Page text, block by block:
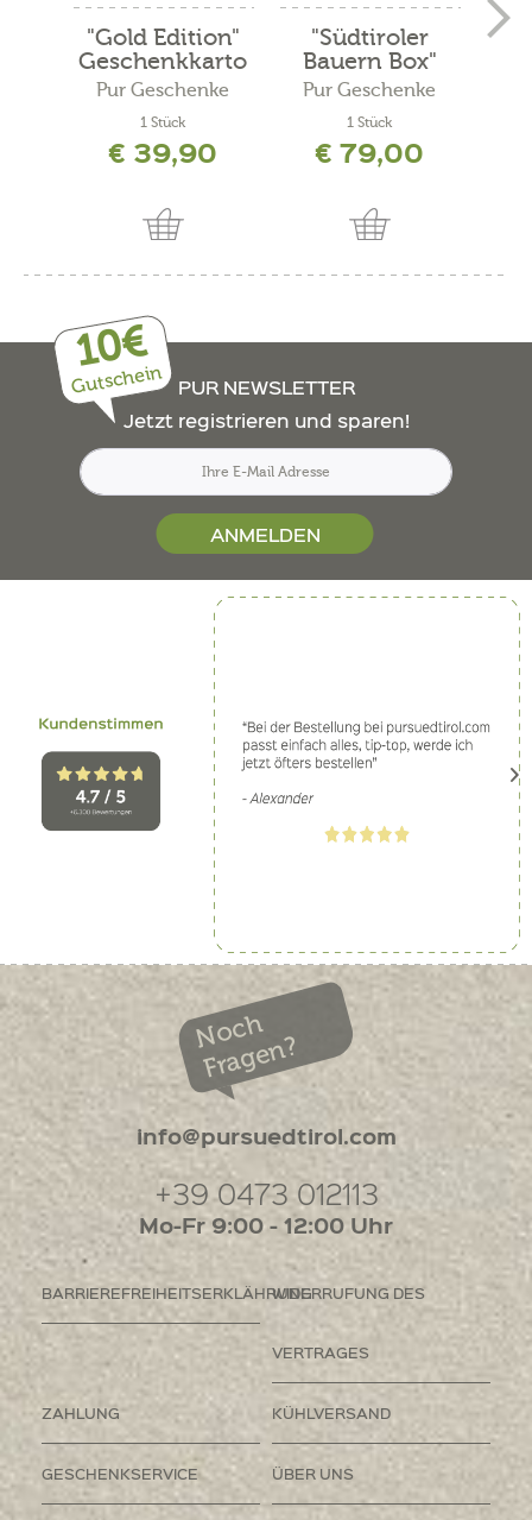
"Gold Edition"
Geschenkkarto
n
Pur Geschenke
1 Stück
€ 39,90
"Südtiroler
Bauern Box"
Pur Geschenke
1 Stück
€ 79,00
10€
Gutschein
PUR NEWSLETTER
Jetzt registrieren und sparen!
ANMELDEN
Noch
Fragen?
info@pursuedtirol.com
+39 0473 012113
Mo-Fr 9:00 - 12:00 Uhr
BARRIEREFREIHEITSERKLÄHRUNGWIDERRUFUNG DES
VERTRAGES
ZAHLUNG KÜHLVERSAND
GESCHENKSERVICE ÜBER UNS